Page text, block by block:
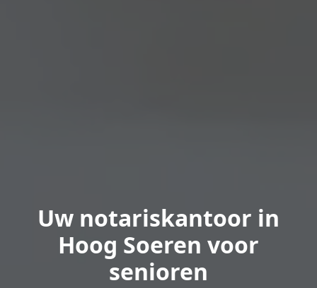
Uw notariskantoor in
Hoog Soeren voor
senioren